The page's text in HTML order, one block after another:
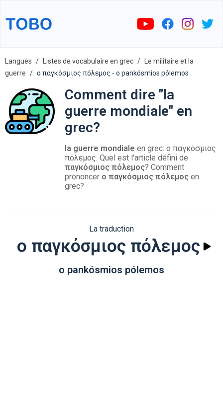
Langues Listes de vocabulaire en grec
Le militaire et la
guerre
ο παγκόσμιος πόλεμος - o pankósmios pólemos
Comment dire "la
guerre mondiale" en
grec?
la guerre mondiale en grec: ο παγκόσμιος
πόλεμος. Quel est l'article défini de
παγκόσμιος πόλεμος? Comment
prononcer ο παγκόσμιος πόλεμος en
grec?
La traduction
ο παγκόσμιος πόλεμος
o pankósmios pólemos